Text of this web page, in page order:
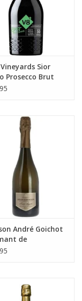
Sior
Prosecco Brut
DOC
André Goichot
de